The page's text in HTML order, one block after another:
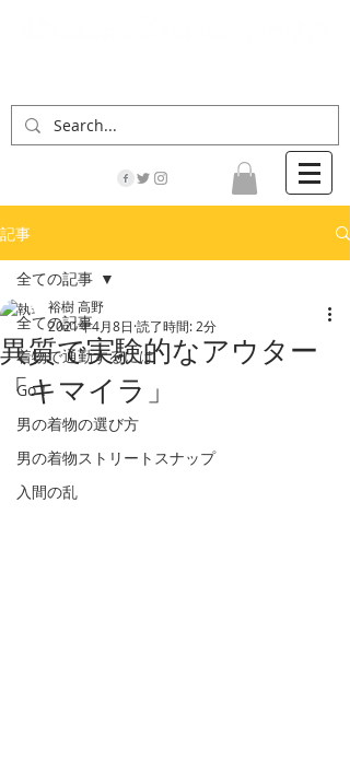
記事
全ての記事
着物で通勤するには
Go！
男の着物の選び方
男の着物ストリートスナップ
入間の乱
全ての記事
異質で実験的なアウター
「キマイラ」
裕樹 高野
2021年4月8日 読了時間: 2分